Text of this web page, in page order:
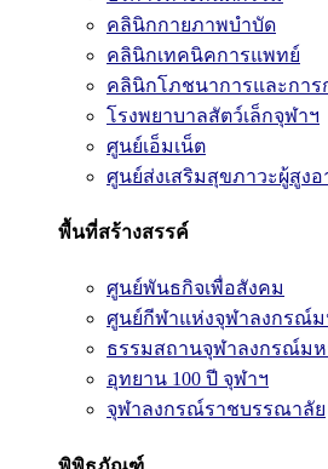
คลินิกกายภาพบำบัด
คลินิกเทคนิคการแพทย์
คลินิกโภชนาการและการ
โรงพยาบาลสัตว์เล็กจุฬาฯ
ศูนย์เอ็มเน็ต
ศูนย์ส่งเสริมสุขภาวะผู้สูงอ
พื้นที่สร้างสรรค์
ศูนย์พันธกิจเพื่อสังคม
ศูนย์กีฬาแห่งจุฬาลงกรณ์ม
ธรรมสถานจุฬาลงกรณ์มห
อุทยาน 100 ปี จุฬาฯ
จุฬาลงกรณ์ราชบรรณาลัย